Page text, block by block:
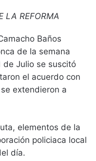
LA REFORMA
Baños
de la semana
de Julio se suscitó
el acuerdo con
extendieron a
elementos de la
policiaca local
día.